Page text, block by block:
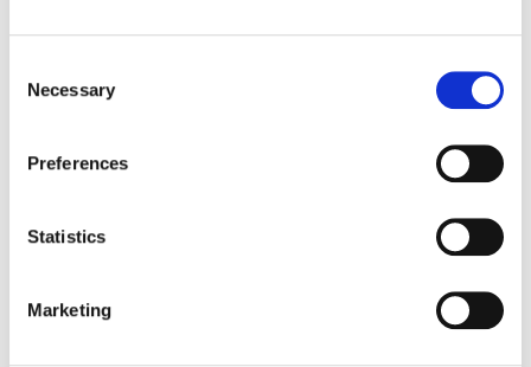
Selection
Necessary
Preferences
Statistics
Marketing
rettangolare Stuffer, le nostro
bellissimi e buonissimi, ottimi per uno